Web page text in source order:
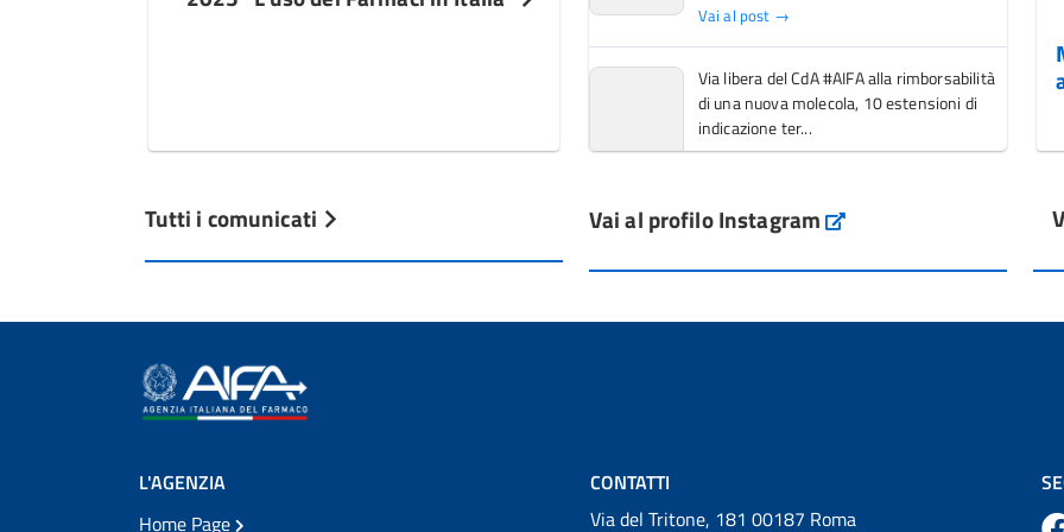
Tutti i comunicati
Vai al post →
Via libera del CdA #AIFA alla rimborsabilità
di una nuova molecola, 10 estensioni di
indicazione ter...
L'Italia si conferma tra i primi Paesi europei
dal Servi...
Vai al profilo Instagram Instagram
L'AGENZIA
Home Page
CONTATTI
Via del Tritone, 181 00187 Roma